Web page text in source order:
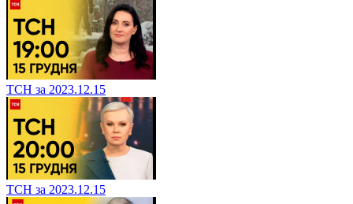
ТСН за 2023.12.15
ТСН за 2023.12.15